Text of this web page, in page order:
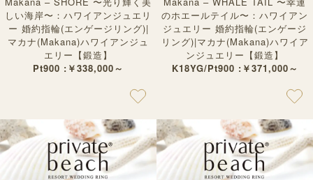
しい海岸〜：ハワイアンジュエリ
ー 婚約指輪(エンゲージリング)|
マカナ(Makana)ハワイアンジュ
エリー【鍛造】
Pt900 :￥338,000～
のホエールテイル〜：ハワイアン
ジュエリー 婚約指輪(エンゲージ
リング)|マカナ(Makana)ハワイア
ンジュエリー【鍛造】
K18YG/Pt900 :￥371,000～